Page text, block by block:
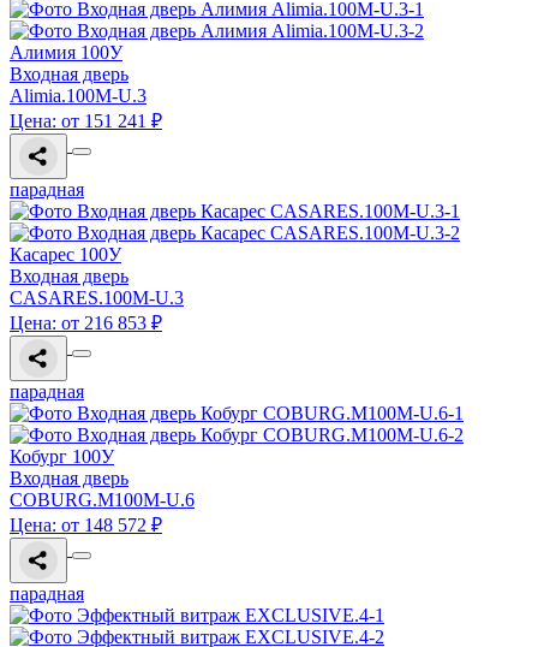
Алимия 100У
Входная дверь
Alimia.100M-U.3
Цена: от 151 241 ₽
парадная
Касарес 100У
Входная дверь
CASARES.100M-U.3
Цена: от 216 853 ₽
парадная
Кобург 100У
Входная дверь
COBURG.M100M-U.6
Цена: от 148 572 ₽
парадная